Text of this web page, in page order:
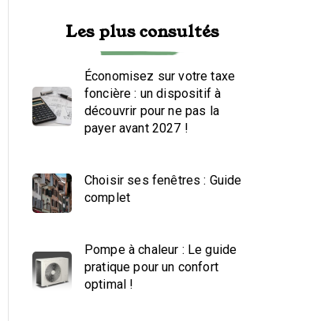
Les plus consultés
Économisez sur votre taxe
foncière : un dispositif à
découvrir pour ne pas la
payer avant 2027 !
Choisir ses fenêtres : Guide
complet
Pompe à chaleur : Le guide
pratique pour un confort
optimal !